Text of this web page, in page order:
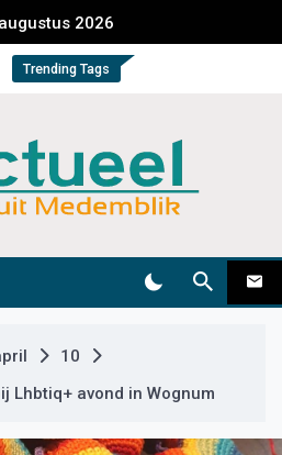
2026
Trending Tags
10
Lhbtiq+ avond in Wognum